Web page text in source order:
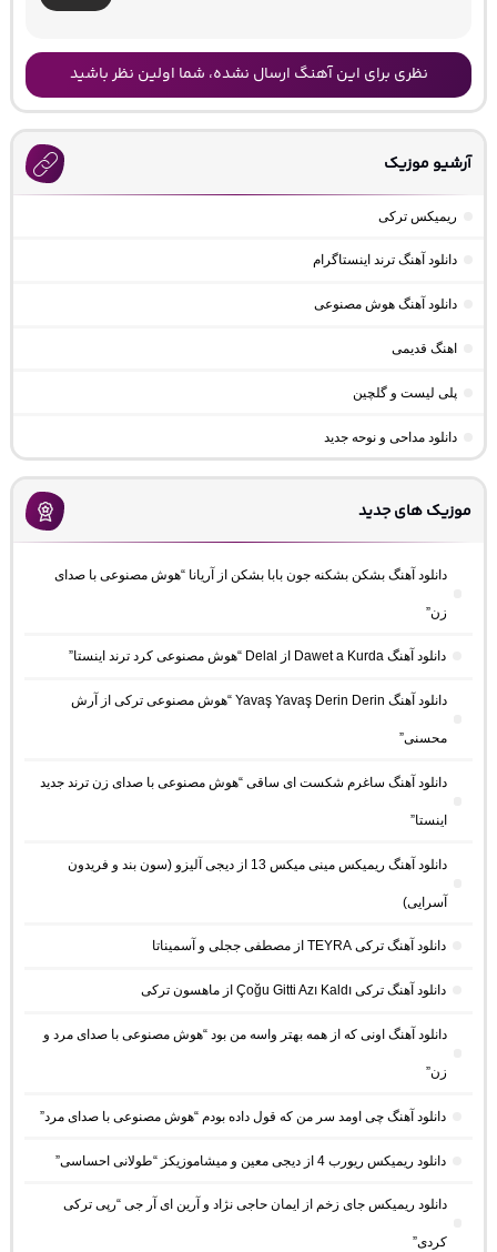
نظری برای این آهنگ ارسال نشده، شما اولین نظر باشید
آرشیو موزیک
ریمیکس ترکی
دانلود آهنگ ترند اینستاگرام
دانلود آهنگ هوش مصنوعی
اهنگ قدیمی
پلی لیست و گلچین
دانلود مداحی و نوحه جدید
موزیک های جدید
دانلود آهنگ بشکن بشکنه جون بابا بشکن از آریانا “هوش مصنوعی با صدای
زن”
دانلود آهنگ Dawet a Kurda از Delal “هوش مصنوعی کرد ترند اینستا”
دانلود آهنگ Yavaş Yavaş Derin Derin “هوش مصنوعی ترکی از آرش
محسنی”
دانلود آهنگ ساغرم شکست ای ساقی “هوش مصنوعی با صدای زن ترند جدید
اینستا”
دانلود آهنگ ریمیکس مینی میکس 13 از دیجی آلیزو (سون بند و فریدون
آسرایی)
دانلود آهنگ ترکی TEYRA از مصطفی ججلی و آسمیناتا
دانلود آهنگ ترکی Çoğu Gitti Azı Kaldı از ماهسون ترکی
دانلود آهنگ اونی که از همه بهتر واسه من بود “هوش مصنوعی با صدای مرد و
زن”
دانلود آهنگ چی اومد سر من که قول داده بودم “هوش مصنوعی با صدای مرد”
دانلود ریمیکس ریورب 4 از دیجی معین و میشاموزیکز “طولانی احساسی”
دانلود ریمیکس جای زخم از ایمان حاجی نژاد و آرین ای آر جی “رپی ترکی
کردی”